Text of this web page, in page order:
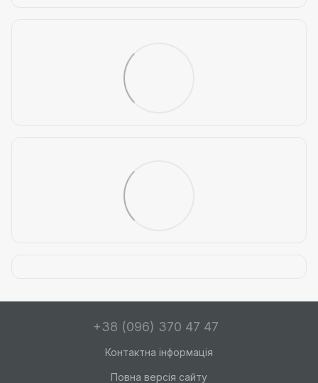
+38 (096) 370 47 47
Контактна інформація
Повна версія сайту